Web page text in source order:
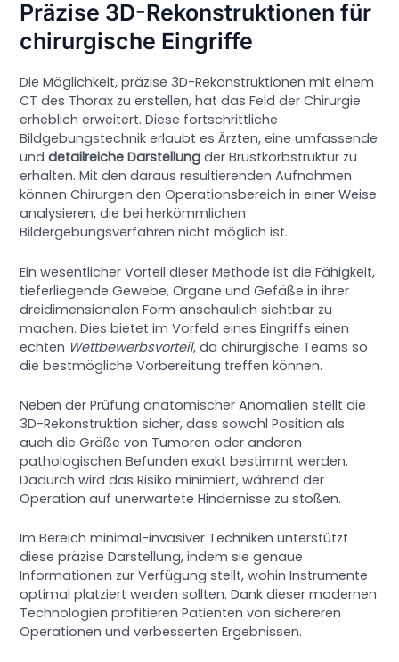
Präzise 3D-Rekonstruktionen für
chirurgische Eingriffe
Die Möglichkeit, präzise 3D-Rekonstruktionen mit einem
CT des Thorax zu erstellen, hat das Feld der Chirurgie
erheblich erweitert. Diese fortschrittliche
Bildgebungstechnik erlaubt es Ärzten, eine umfassende
unddetailreiche Darstellung der Brustkorbstruktur zu
erhalten. Mit den daraus resultierenden Aufnahmen
können Chirurgen den Operationsbereich in einer Weise
analysieren, die bei herkömmlichen
Bildergebungsverfahren nicht möglich ist.
Ein wesentlicher Vorteil dieser Methode ist die Fähigkeit,
tieferliegende Gewebe, Organe und Gefäße in ihrer
dreidimensionalen Form anschaulich sichtbar zu
machen. Dies bietet im Vorfeld eines Eingriffs einen
echten Wettbewerbsvorteil, da chirurgische Teams so
die bestmögliche Vorbereitung treffen können.
Neben der Prüfung anatomischer Anomalien stellt die
3D-Rekonstruktion sicher, dass sowohl Position als
auch die Größe von Tumoren oder anderen
pathologischen Befunden exakt bestimmt werden.
Dadurch wird das Risiko minimiert, während der
Operation auf unerwartete Hindernisse zu stoßen.
Im Bereich minimal-invasiver Techniken unterstützt
diese präzise Darstellung, indem sie genaue
Informationen zur Verfügung stellt, wohin Instrumente
optimal platziert werden sollten. Dank dieser modernen
Technologien profitieren Patienten von sichereren
Operationen und verbesserten Ergebnissen.